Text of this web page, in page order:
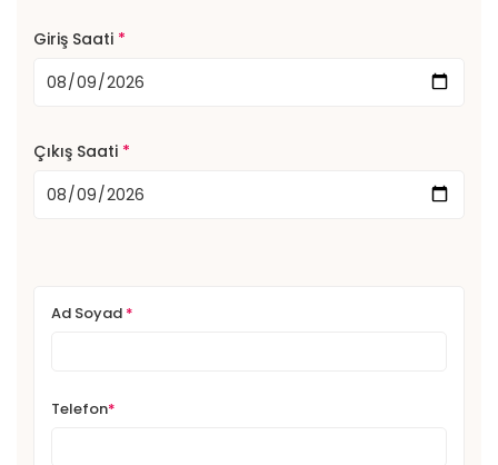
Giriş Saati *
Çıkış Saati *
Ad Soyad *
Telefon*